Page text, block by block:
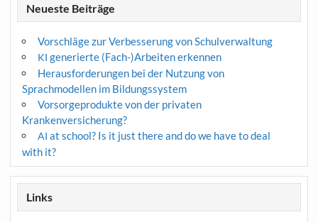
Neueste Beiträge
Vorschläge zur Verbesserung von Schulverwaltung
KI generierte (Fach-)Arbeiten erkennen
Herausforderungen bei der Nutzung von
Sprachmodellen im Bildungssystem
Vorsorgeprodukte von der privaten
Krankenversicherung?
AI at school? Is it just there and do we have to deal
with it?
Links